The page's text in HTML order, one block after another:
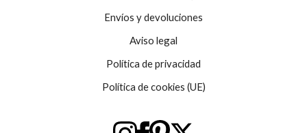
Envíos y devoluciones
Aviso legal
Política de privacidad
Política de cookies (UE)